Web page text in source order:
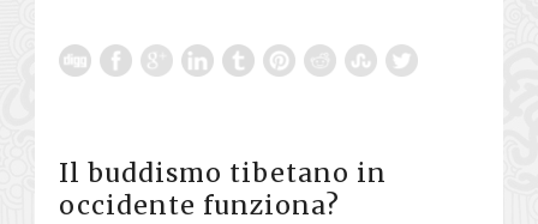
Il buddismo tibetano in
occidente funziona?